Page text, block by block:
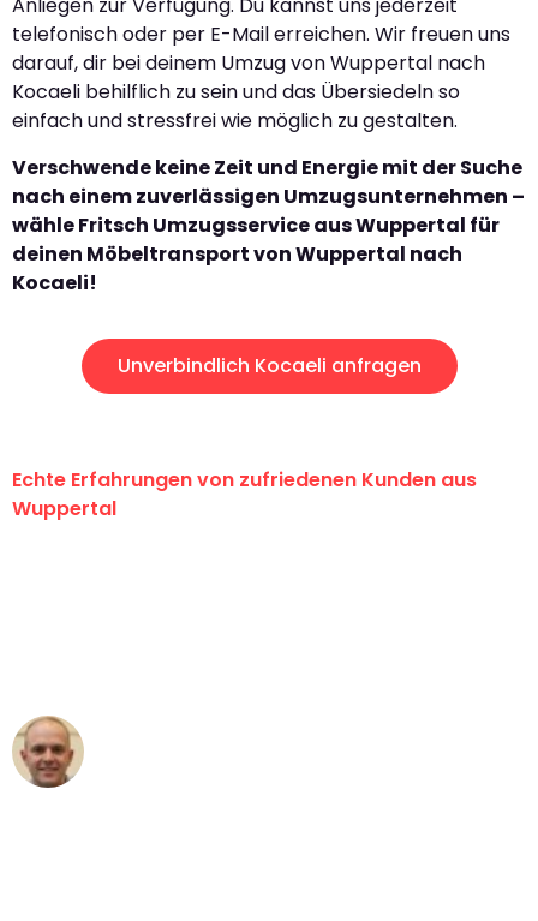
Anliegen zur Verfügung. Du kannst uns jederzeit
telefonisch oder per E-Mail erreichen. Wir freuen uns
darauf, dir bei deinem Umzug von Wuppertal nach
Kocaeli behilflich zu sein und das Übersiedeln so
einfach und stressfrei wie möglich zu gestalten.
Verschwende keine Zeit und Energie mit der Suche
nach einem zuverlässigen Umzugsunternehmen –
wähle Fritsch Umzugsservice aus Wuppertal für
deinen Möbeltransport von Wuppertal nach
Kocaeli!
Unverbindlich Kocaeli anfragen
Echte Erfahrungen von zufriedenen Kunden aus
Wuppertal